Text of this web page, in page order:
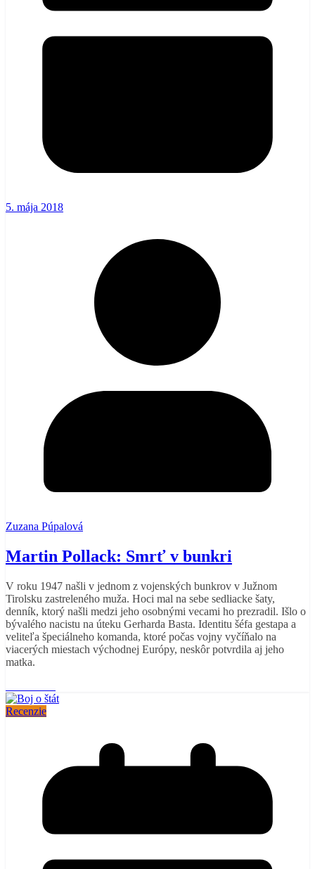
5. mája 2018
Zuzana Púpalová
Martin Pollack: Smrť v bunkri
V roku 1947 našli v jednom z vojenských bunkrov v Južnom
Tirolsku zastreleného muža. Hoci mal na sebe sedliacke šaty,
denník, ktorý našli medzi jeho osobnými vecami ho prezradil. Išlo o
bývalého nacistu na úteku Gerharda Basta. Identitu šéfa gestapa a
veliteľa špeciálneho komanda, ktoré počas vojny vyčíňalo na
viacerých miestach východnej Európy, neskôr potvrdila aj jeho
matka.
Recenzie